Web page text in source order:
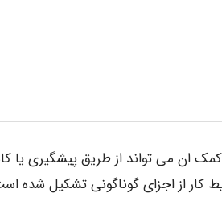
ان می تواند از طریق پیشگیری یا
از اجزای گوناگونی تشکیل شده